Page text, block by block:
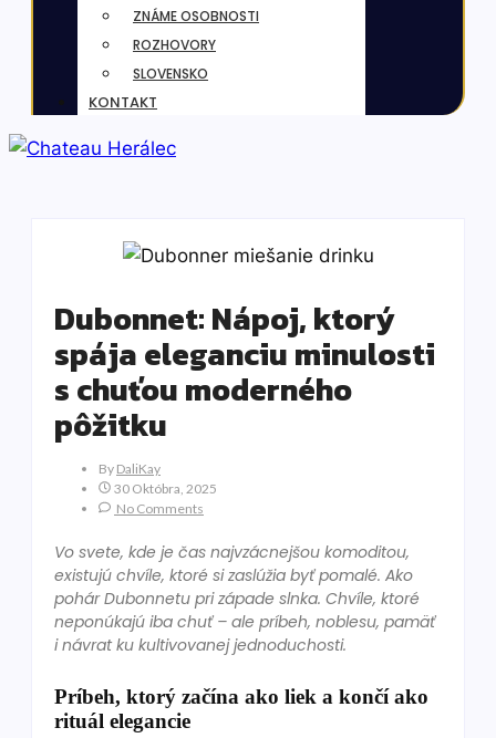
ZNÁME OSOBNOSTI
ROZHOVORY
SLOVENSKO
KONTAKT
Dubonnet: Nápoj, ktorý
spája eleganciu minulosti
s chuťou moderného
pôžitku
By DaliKay
30 Októbra, 2025
No Comments
Vo svete, kde je čas najvzácnejšou komoditou,
existujú chvíle, ktoré si zaslúžia byť pomalé. Ako
pohár Dubonnetu pri západe slnka. Chvíle, ktoré
neponúkajú iba chuť – ale príbeh, noblesu, pamäť
i návrat ku kultivovanej jednoduchosti.
Príbeh, ktorý začína ako liek a končí ako
rituál elegancie